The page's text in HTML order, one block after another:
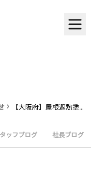
【大阪府】屋根遮熱塗...
ッフブログ 社長ブログ